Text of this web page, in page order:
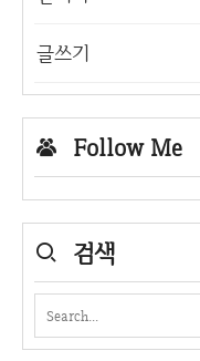
글쓰기
Follow Me
검색